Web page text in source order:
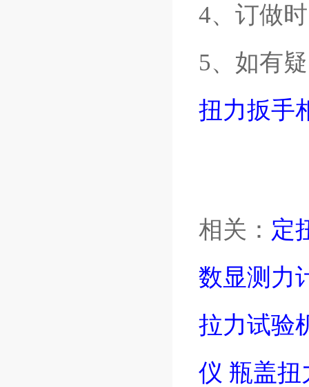
4、订做
5、如有
扭力扳手
相关： 定
数显测力
拉力试验
仪 瓶盖扭